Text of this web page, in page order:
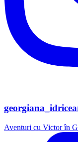
Aventuri cu Victor în